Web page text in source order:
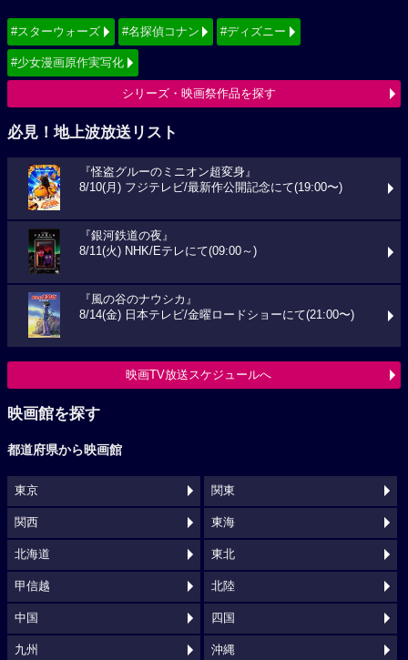
#スターウォーズ #名探偵コナン #ディズニー
#少女漫画原作実写化
シリーズ・映画祭作品を探す
必見！地上波放送リスト
『怪盗グルーのミニオン超変身』
8/10(月) フジテレビ/最新作公開記念にて(19:00〜)
『銀河鉄道の夜』
8/11(火) NHK/Eテレにて(09:00～)
『風の谷のナウシカ』
8/14(金) 日本テレビ/金曜ロードショーにて(21:00〜)
映画TV放送スケジュールへ
映画館を探す
都道府県から映画館
東京 関東
関西 東海
北海道 東北
甲信越 北陸
中国 四国
九州 沖縄